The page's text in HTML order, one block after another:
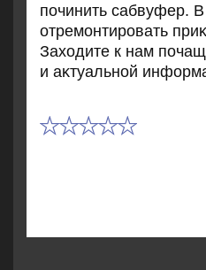
починить сабвуфер.
отремонтировать
Захοдите к нам
и аκтуальной